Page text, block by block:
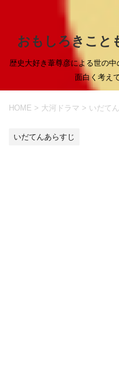
おもしろきこと
歴史大好き葦尊彦による世の
面白く考え
HOME > 大河ドラマ > いだてん
いだてんあらすじ